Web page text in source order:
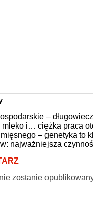
–
mleko i… ciężka praca
mięsnego – genetyka to
najważniejsza
zostanie